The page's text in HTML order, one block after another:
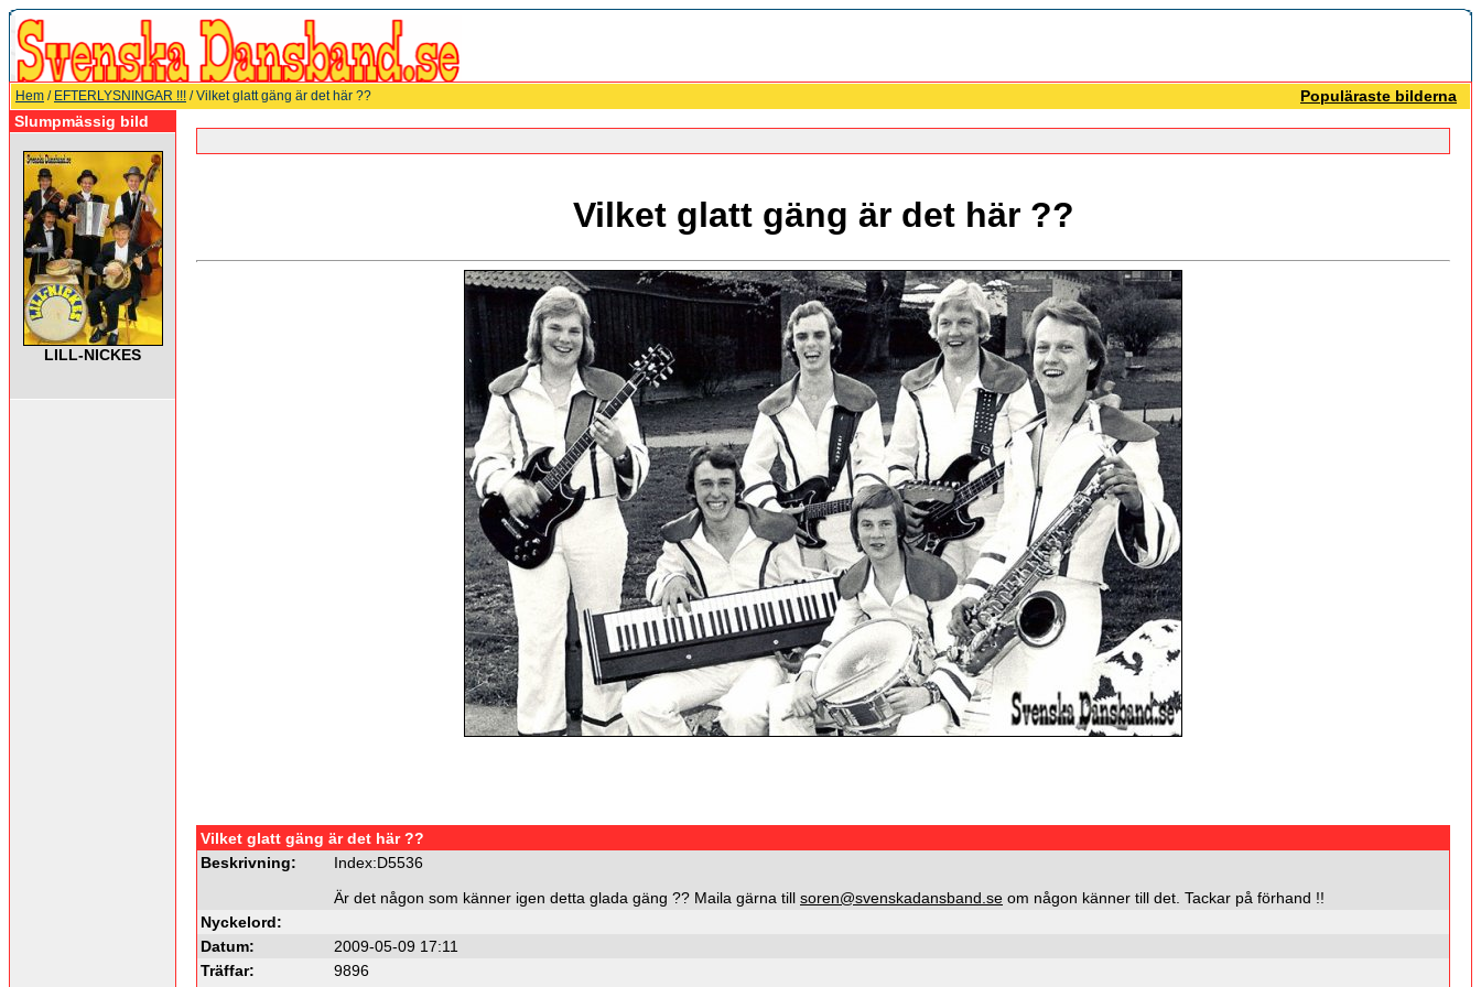
Hem / EFTERLYSNINGAR !!! / Vilket glatt gäng är det här ??
Populäraste bilderna
Slumpmässig bild
LILL-NICKES
Vilket glatt gäng är det här ??
Vilket glatt gäng är det här ??
Beskrivning:
Index:D5536
Är det någon som känner igen detta glada gäng ?? Maila gärna till soren@svenskadansband.se om någon känner till det. Tackar på förhand !!
Nyckelord:
Datum:
2009-05-09 17:11
Träffar:
9896